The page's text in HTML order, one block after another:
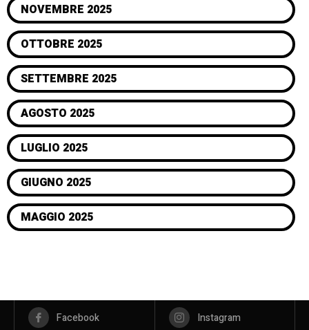
NOVEMBRE 2025
OTTOBRE 2025
SETTEMBRE 2025
AGOSTO 2025
LUGLIO 2025
GIUGNO 2025
MAGGIO 2025
Facebook Instagram